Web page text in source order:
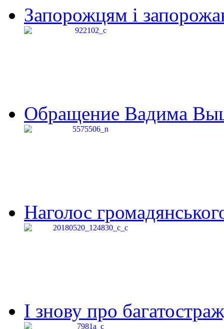
Запорожцям і
Обращение Вадима
Наголос
І знову про